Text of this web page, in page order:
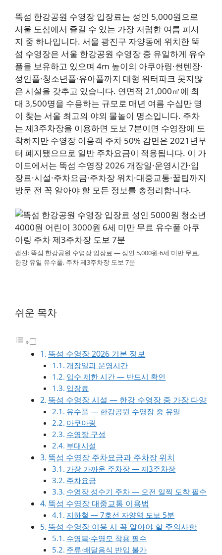
뚝섬 한강공원 수영장 입장료는 성인 5,000원으로
서울 도심에서 즐길 수 있는 가장 저렴한 여름 피서
지 중 하나입니다. 서울 광진구 자양동에 위치한 뚝
섬 수영장은 서울 한강공원 수영장 중 유일하게 유수
풀을 보유하고 있으며 4m 높이의 아쿠아링·썬텐장·
성인풀·청소년풀·유아풀까지 대형 워터파크 못지않
은 시설을 갖추고 있습니다. 연면적 21,000㎡에 최
대 3,500명을 수용하는 규모로 매년 여름 수십만 명
이 찾는 서울 최고의 야외 물놀이 명소입니다. 주차
는 제3주차장을 이용하면 도보 7분이면 수영장에 도
착하지만 수영장 이용객 주차 50% 감면은 2021년부
터 폐지됐으므로 일반 주차요금이 적용됩니다. 이 가
이드에서는 뚝섬 수영장 2026 개장일·운영시간·입
장료·시설·주차요금·주차장 위치·대중교통·꿀팁까지
방문 전 꼭 알아야 할 모든 정보를 총정리합니다.
캡션: 뚝섬 한강공원 수영장 입장료 — 성인 5,000원·6세 미만 무료,
한강 유일 유수풀, 주차 제3주차장 도보 7분
쉬운 목차
뚝섬 수영장 2026 기본 정보
개장일과 운영시간
입수 제한 시간 — 반드시 확인
입장료
뚝섬 수영장 시설 — 한강 수영장 중 가장 다양
유수풀 — 한강공원 수영장 중 유일
아쿠아링
수영장 구성
부대시설
뚝섬 수영장 주차요금과 주차장 위치
가장 가까운 주차장 — 제3주차장
주차요금
수영장 성수기 주차 — 오전 일찍 도착 필수
뚝섬 수영장 대중교통 이용법
지하철 — 7호선 자양역 도보 5분
뚝섬 수영장 이용 시 꼭 알아야 할 주의사항
수영복·수영모 착용 필수
주류·배달음식 반입 불가